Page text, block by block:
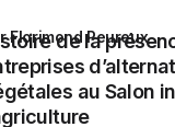
de la
au Salon
Florimond Peureux